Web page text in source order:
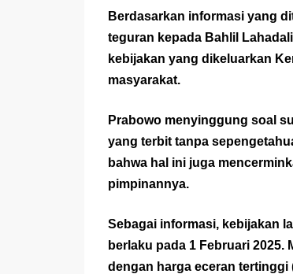
Berdasarkan informasi yang
teguran kepada Bahlil
kebijakan yang dikeluarkan
masyarakat.
Prabowo menyinggung soal
yang terbit tanpa
bahwa hal ini juga
pimpinannya.
Sebagai informasi, kebijakan
berlaku pada 1 Februari
dengan harga eceran